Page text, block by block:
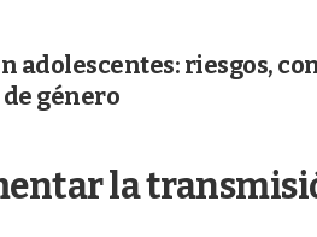
adolescentes: riesgos,
género
la